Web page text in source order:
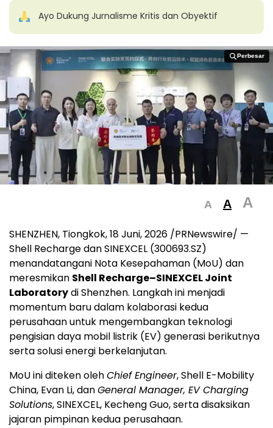
Ayo Dukung Jurnalisme Kritis dan Obyektif
Perbesar
Perbesar
A A A
SHENZHEN, Tiongkok,18 Juni, 2026 /PRNewswire/ —
Shell Recharge dan SINEXCEL (300693.SZ)
menandatangani Nota Kesepahaman (MoU) dan
meresmikan Shell Recharge–SINEXCEL Joint
Laboratorydi Shenzhen. Langkah ini menjadi
momentum baru dalam kolaborasi kedua
perusahaan untuk mengembangkan teknologi
pengisian daya mobil listrik (EV) generasi berikutnya
serta solusi energi berkelanjutan.
MoU ini diteken olehChief Engineer, Shell E-Mobility
China, Evan Li, danGeneral Manager, EV Charging
Solutions, SINEXCEL, Kecheng Guo, serta disaksikan
jajaran pimpinan kedua perusahaan.